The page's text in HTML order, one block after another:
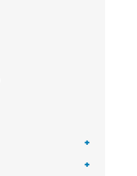
+
+